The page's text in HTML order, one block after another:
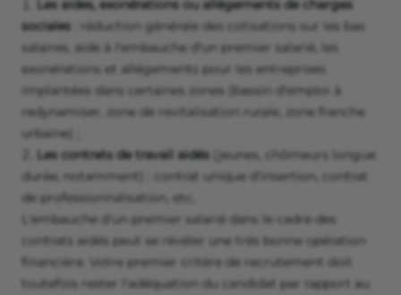
Les aides, exonérations ou allégements de charges
sociales : réduction générale des cotisations sur les bas
salaires, aide à l'embauche d'un premier salarié, les
exonérations et allégements pour les entreprises
implantées dans certaines zones (bassin d'emploi à
redynamiser, zone de revitalisation rurale, zone franche
urbaine) ;
Les contrats de travail aidés (jeunes, chômeurs longue
durée, notamment) : contrat unique d'insertion, contrat
de professionnalisation, etc.
L'embauche d'un premier salarié dans le cadre des
contrats aidés peut se révéler une très bonne opération
financière. Votre premier critère de recrutement doit
toutefois rester l'adéquation du candidat par rapport au